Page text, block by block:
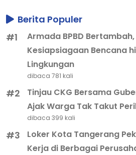
Berita Populer
#1
Armada BPBD
Kesiapsiagaan Bencana
Lingkungan
dibaca 781 kali
#2
Tinjau CKG Bersama
Ajak Warga Tak Takut
dibaca 399 kali
#3
Loker Kota Tangerang
Kerja di Berbagai